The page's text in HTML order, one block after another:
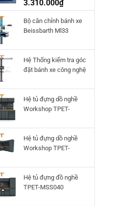
3.310.000₫
Bộ căn chỉnh bánh xe
Beissbarth Ml33
Hệ Thống kiểm tra góc
đặt bánh xe công nghệ
Beissbarth
Hệ tủ đựng dồ nghề
Workshop TPET-
Hệ tủ đựng dồ nghề
Workshop TPET-
Hệ tủ đựng đồ nghề
TPET-MSS040